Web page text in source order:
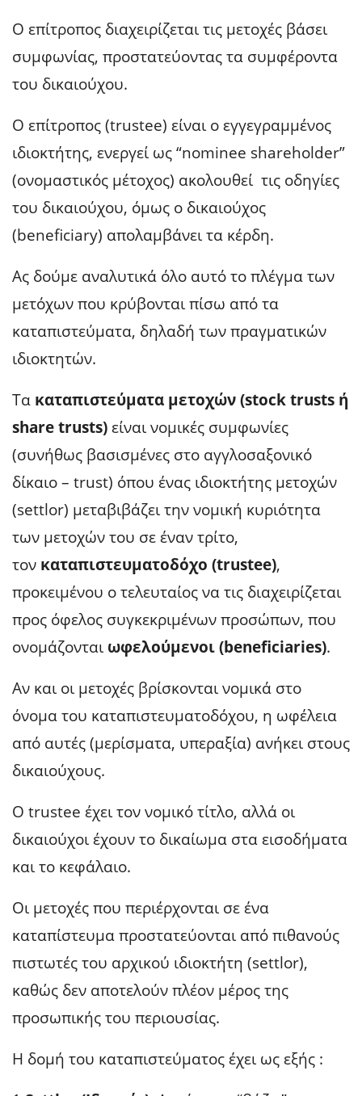
Ο επίτροπος διαχειρίζεται τις μετοχές βάσει
συμφωνίας, προστατεύοντας τα συμφέροντα
του δικαιούχου.
Ο επίτροπος (trustee) είναι ο εγγεγραμμένος
ιδιοκτήτης, ενεργεί ως “nominee shareholder”
(ονομαστικός μέτοχος) ακολουθεί τις οδηγίες
του δικαιούχου, όμως ο δικαιούχος
(beneficiary) απολαμβάνει τα κέρδη.
Ας δούμε αναλυτικά όλο αυτό το πλέγμα των
μετόχων που κρύβονται πίσω από τα
καταπιστεύματα, δηλαδή των πραγματικών
ιδιοκτητών.
Τα καταπιστεύματα μετοχών (stock trusts ή
share trusts)είναι νομικές συμφωνίες
(συνήθως βασισμένες στο αγγλοσαξονικό
δίκαιο – trust) όπου ένας ιδιοκτήτης μετοχών
(settlor) μεταβιβάζει την νομική κυριότητα
των μετοχών του σε έναν τρίτο,
τον καταπιστευματοδόχο (trustee),
προκειμένου ο τελευταίος να τις διαχειρίζεται
προς όφελος συγκεκριμένων προσώπων, που
ονομάζονται ωφελούμενοι (beneficiaries).
Αν και οι μετοχές βρίσκονται νομικά στο
όνομα του καταπιστευματοδόχου, η ωφέλεια
από αυτές (μερίσματα, υπεραξία) ανήκει στους
δικαιούχους.
Ο trustee έχει τον νομικό τίτλο, αλλά οι
δικαιούχοι έχουν το δικαίωμα στα εισοδήματα
και το κεφάλαιο.
Οι μετοχές που περιέρχονται σε ένα
καταπίστευμα προστατεύονται από πιθανούς
πιστωτές του αρχικού ιδιοκτήτη (settlor),
καθώς δεν αποτελούν πλέον μέρος της
προσωπικής του περιουσίας.
Η δομή του καταπιστεύματος έχει ως εξής :